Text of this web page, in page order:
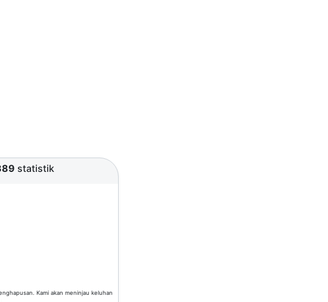
statistik
Kami akan meninjau keluhan